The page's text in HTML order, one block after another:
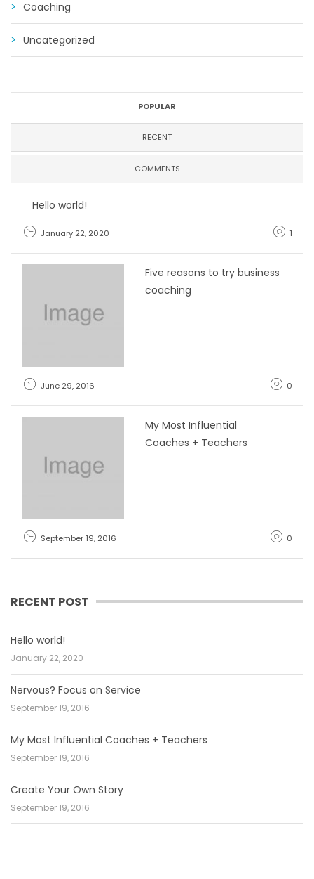
Coaching
Uncategorized
POPULAR
RECENT
COMMENTS
Hello world!
January 22, 2020 1
Five reasons to try business
coaching
June 29, 2016 0
My Most Influential
Coaches + Teachers
September 19, 2016 0
RECENT POST
Hello world!
January 22, 2020
Nervous? Focus on Service
September 19, 2016
My Most Influential Coaches + Teachers
September 19, 2016
Create Your Own Story
September 19, 2016